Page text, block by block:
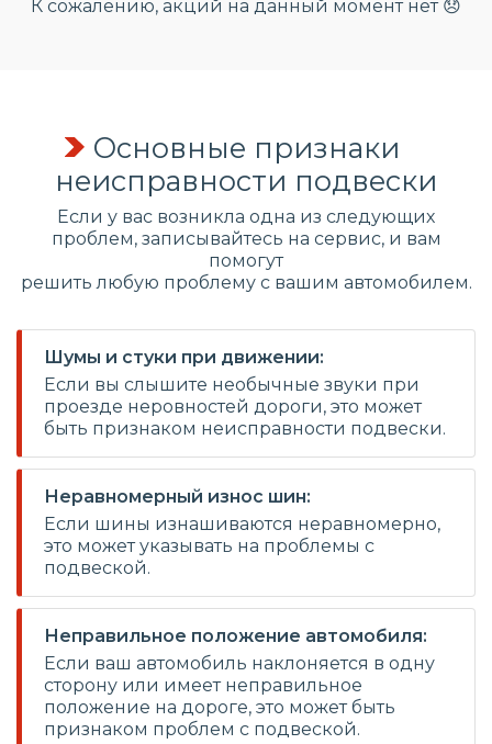
К сожалению, акций на данный момент нет 😞
Основные признаки
неисправности подвески
Если у вас возникла одна из следующих
проблем, записывайтесь на сервис, и вам
помогут
решить любую проблему с вашим автомобилем.
Шумы и стуки при движении:
Если вы слышите необычные звуки при
проезде неровностей дороги, это может
быть признаком неисправности подвески.
Неравномерный износ шин:
Если шины изнашиваются неравномерно,
это может указывать на проблемы с
подвеской.
Неправильное положение автомобиля:
Если ваш автомобиль наклоняется в одну
сторону или имеет неправильное
положение на дороге, это может быть
признаком проблем с подвеской.